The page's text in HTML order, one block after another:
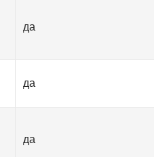
да
да
да